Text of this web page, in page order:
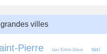
villes
Pierre taxi Entre-Deux taxi